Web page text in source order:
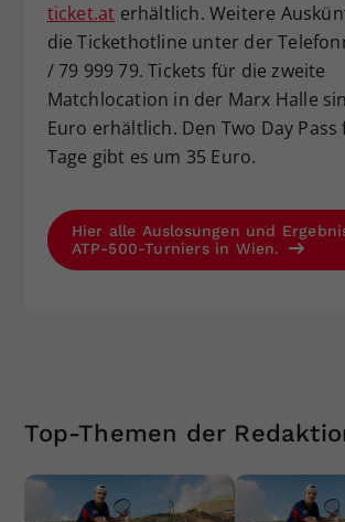
ticket.at erhältlich. Weitere
die Tickethotline unter der
/ 79 999 79. Tickets für die zweite
Matchlocation in der Marx Halle
Euro erhältlich. Den Two Day Pass
Tage gibt es um 35 Euro.
Hier alle Auslosungen und
ATP-500-Turniers in Wien.
Top-Themen der